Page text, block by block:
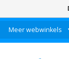
Meer webwinkels